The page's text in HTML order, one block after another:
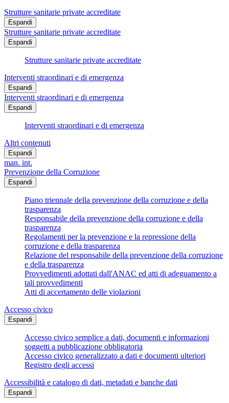
Strutture sanitarie private accreditate
Espandi
Strutture sanitarie private accreditate
Espandi
Strutture sanitarie private accreditate
Interventi straordinari e di emergenza
Espandi
Interventi straordinari e di emergenza
Espandi
Interventi straordinari e di emergenza
Altri contenuti
Espandi
man. int.
Prevenzione della Corruzione
Espandi
Piano triennale della prevenzione della corruzione e della
trasparenza
Responsabile della prevenzione della corruzione e della
trasparenza
Regolamenti per la prevenzione e la repressione della
corruzione e della trasparenza
Relazione del responsabile della prevenzione della corruzione
e della trasparenza
Provvedimenti adottati dall'ANAC ed atti di adeguamento a
tali provvedimenti
Atti di accertamento delle violazioni
Accesso civico
Espandi
Accesso civico semplice a dati, documenti e informazioni
soggetti a pubblicazione obbligatoria
Accesso civico generalizzato a dati e documenti ulteriori
Registro degli accessi
Accessibilità e catalogo di dati, metadati e banche dati
Espandi